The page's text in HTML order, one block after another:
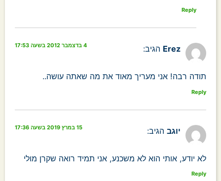
Reply
Erez הגיב: 4 בדצמבר 2012 בשעה 17:53
תודה רבה! אני מעריך מאוד את מה שאתה עושה..
Reply
יוגב הגיב: 15 במרץ 2019 בשעה 17:36
לא יודע, אותי הוא לא משכנע, אני תמיד רואה שקרן מולי
Reply